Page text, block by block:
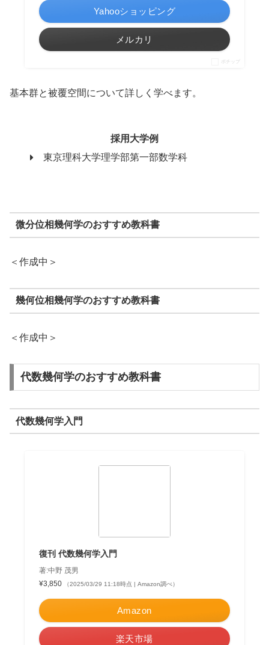
Yahooショッピング
メルカリ
ポチップ
基本群と被覆空間について詳しく学べます。
採用大学例
東京理科大学理学部第一部数学科
微分位相幾何学のおすすめ教科書
＜作成中＞
幾何位相幾何学のおすすめ教科書
＜作成中＞
代数幾何学のおすすめ教科書
代数幾何学入門
復刊 代数幾何学入門
著:中野 茂男
¥3,850
（2025/03/29 11:18時点 | Amazon調べ）
Amazon
楽天市場